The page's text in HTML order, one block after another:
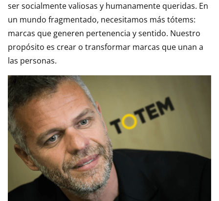
ser socialmente valiosas y humanamente queridas. En
un mundo fragmentado, necesitamos más tótems:
marcas que generen pertenencia y sentido. Nuestro
propósito es crear o transformar marcas que unan a
las personas.